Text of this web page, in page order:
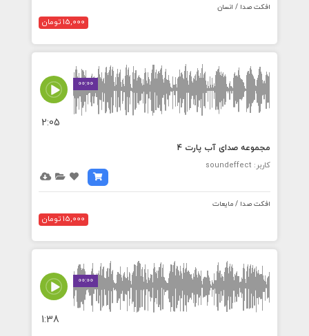
افکت صدا / انسان
15,000 تومان
00:00
2:05
مجموعه صدای آب پارت 4
کاربر: soundeffect
افکت صدا / مایعات
15,000 تومان
00:00
1:38